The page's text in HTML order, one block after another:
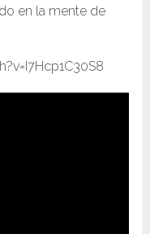
en la mente de